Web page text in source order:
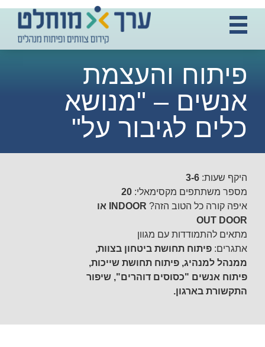
פיתוח והעצמת
אנשים – "מנושא
כלים לגיבור על"
היקף שעות: 3-6
מספר משתתפים מקסימאלי: 20
איפה קורה כל הטוב הזה?
INDOOR או
OUT DOOR
מתאים להתמודדות עם מגוון
אתגרים: פיתוח תחושת ביטחון בצוות,
ממנהל למנהיג, פיתוח תחושת שייכות,
פיתוח אנשים "כסוסים דוהרים", שיפור
התקשורת בארגון.